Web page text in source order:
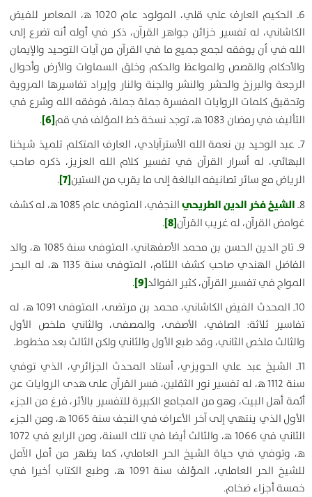
6ـ الحكيم العارف علي قلي، المولود عام 1020 ه‍، المعاصر للفيض
الكاشاني، له تفسير خزائن جواهر القرآن، ذكر في أوله أنه تضرع إلى
الله في أن يوفقه لجمع جميع ما في القرآن من آيات التوحيد والإيمان
والأحكام والقصص والمواعظ والحكم وخلق السماوات والأرض وأحوال
الرجعة والبرزخ والحشر والنشر والجنة والنار وإيراد تفاسيرها المروية
وتحقيق كلمات الروايات المفسرة جملة جملة، فوفقه الله وشرع في
التأليف في رمضان 1083 ه‍، توجد نسخة خط المؤلف في قم
[6]
.
7ـ عبد الوحيد بن نعمة الله الأسترآبادي، العارف المتكلم تلميذ شيخنا
البهائي، له أسرار القرآن في تفسير كلام الله العزيز، ذكره صاحب
الرياض مع سائر تصانيفه البالغة إلى ما يقرب من الستين[7]
.
8ـ الشيخ فخر الدين الطريحي
النجفي، المتوفى عام 1085 ه‍، له كشف
غوامض القرآن، له غريب القرآن[8]
.
9ـ تاج الدين الحسن بن محمد الأصفهاني، المتوفى سنة 1085 ه‍، والد
الفاضل الهندي صاحب كشف اللثام، المتوفى سنة 1135 ه‍، له البحر
المواج في تفسير القرآن، كثير الفوائد[9]
.
10ـ المحدث الفيض الكاشاني، محمد بن مرتضى، المتوفى 1091 ه‍، له
تفاسير ثلاثة: الصافي، الأصفى، والمصفى، والثاني ملخص الأول
والثالث ملخص الثاني، وقد طبع الأول والثاني ولكن الثالث بعد مخطوط.
11ـ الشيخ عبد علي الحويزي، أستاد المحدث الجزائري، الذي توفي
سنة 1112 ه‍، له تفسير نور الثقلين، فسر القرآن على هدى الروايات عن
أئمة أهل البيت، وهو من المجامع الكبيرة للتفسير بالأثر، فرغ من الجزء
الأول الذي ينتهي إلى آخر الأعراف في النجف سنة 1065 ه‍، ومن الجزء
الثاني في 1066 ه‍، والثالث أيضا في تلك السنة، ومن الرابع في 1072
ه‍، وتوفي في حياة الشيخ الحر العاملي، كما يظهر من أمل الآمل
للشيخ الحر العاملي، المؤلف سنة 1091 ه‍، وطبع الكتاب أخيرا في
خمسة أجزاء ضخام.